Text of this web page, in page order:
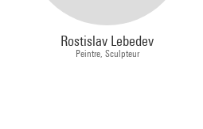
Rostislav Lebedev
Peintre, Sculpteur